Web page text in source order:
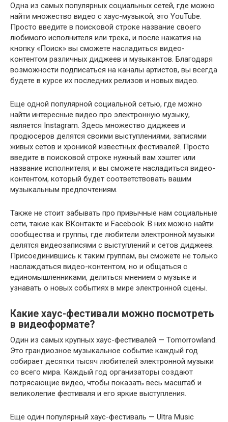
Одна из самых популярных социальных сетей, где можно
найти множество видео с хаус-музыкой, это YouTube.
Просто введите в поисковой строке название своего
любимого исполнителя или трека, и после нажатия на
кнопку «Поиск» вы сможете насладиться видео-
контентом различных диджеев и музыкантов. Благодаря
возможности подписаться на каналы артистов, вы всегда
будете в курсе их последних релизов и новых видео.
Еще одной популярной социальной сетью, где можно
найти интересные видео про электронную музыку,
является Instagram. Здесь множество диджеев и
продюсеров делятся своими выступлениями, записями
живых сетов и хроникой известных фестивалей. Просто
введите в поисковой строке нужный вам хэштег или
название исполнителя, и вы сможете насладиться видео-
контентом, который будет соответствовать вашим
музыкальным предпочтениям.
Также не стоит забывать про привычные нам социальные
сети, такие как ВКонтакте и Facebook. В них можно найти
сообщества и группы, где любители электронной музыки
делятся видеозаписями с выступлений и сетов диджеев.
Присоединившись к таким группам, вы сможете не только
наслаждаться видео-контентом, но и общаться с
единомышленниками, делиться мнением о музыке и
узнавать о новых событиях в мире электронной сцены.
Какие хаус-фестивали можно посмотреть
в видеоформате?
Один из самых крупных хаус-фестивалей — Tomorrowland.
Это грандиозное музыкальное событие каждый год
собирает десятки тысяч любителей электронной музыки
со всего мира. Каждый год организаторы создают
потрясающие видео, чтобы показать весь масштаб и
великолепие фестиваля и его яркие выступления.
Еще один популярный хаус-фестиваль — Ultra Music